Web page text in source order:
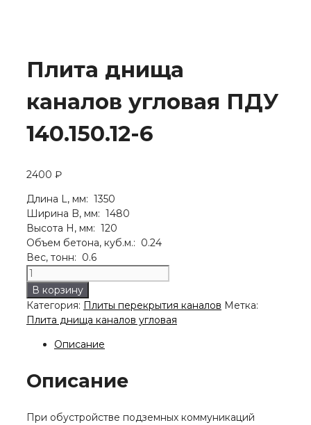
Плита днища
каналов угловая ПДУ
140.150.12-6
2400 ₽
Длина L, мм: 1350
Ширина B, мм: 1480
Высота H, мм: 120
Объем бетона, куб.м.: 0.24
Вес, тонн: 0.6
Количество
товара
Плита
днища
угловая
140.150.12-
6
В корзину
Категория: Плиты перекрытия каналов Метка:
Плита днища каналов угловая
Описание
Описание
При обустройстве подземных коммуникаций